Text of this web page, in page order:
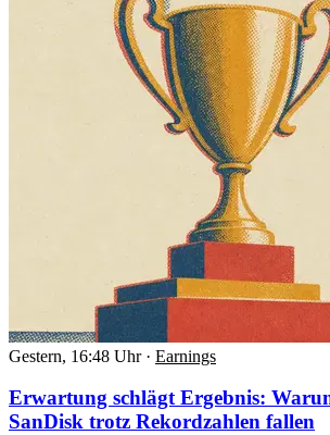
Gestern, 16:48 Uhr · Earnings
Erwartung schlägt Ergebnis:
SanDisk trotz Rekordzahlen fallen